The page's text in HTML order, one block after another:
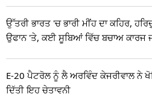
ਉੱਤਰੀ ਭਾਰਤ 'ਚ ਭਾਰੀ ਮੀਂਹ ਦਾ ਕਹਿਰ,
ਉਫਾਨ 'ਤੇ, ਕਈ ਸੂਬਿਆਂ ਵਿੱਚ ਬਚਾਅ ਕਾਰਜ
E-20 ਪੈਟਰੋਲ ਨੂੰ ਲੈ ਅਰਵਿੰਦ ਕੇਜਰੀਵਾਲ ਨੇ
ਦਿੱਤੀ ਇਹ ਚੇਤਾਵਨੀ